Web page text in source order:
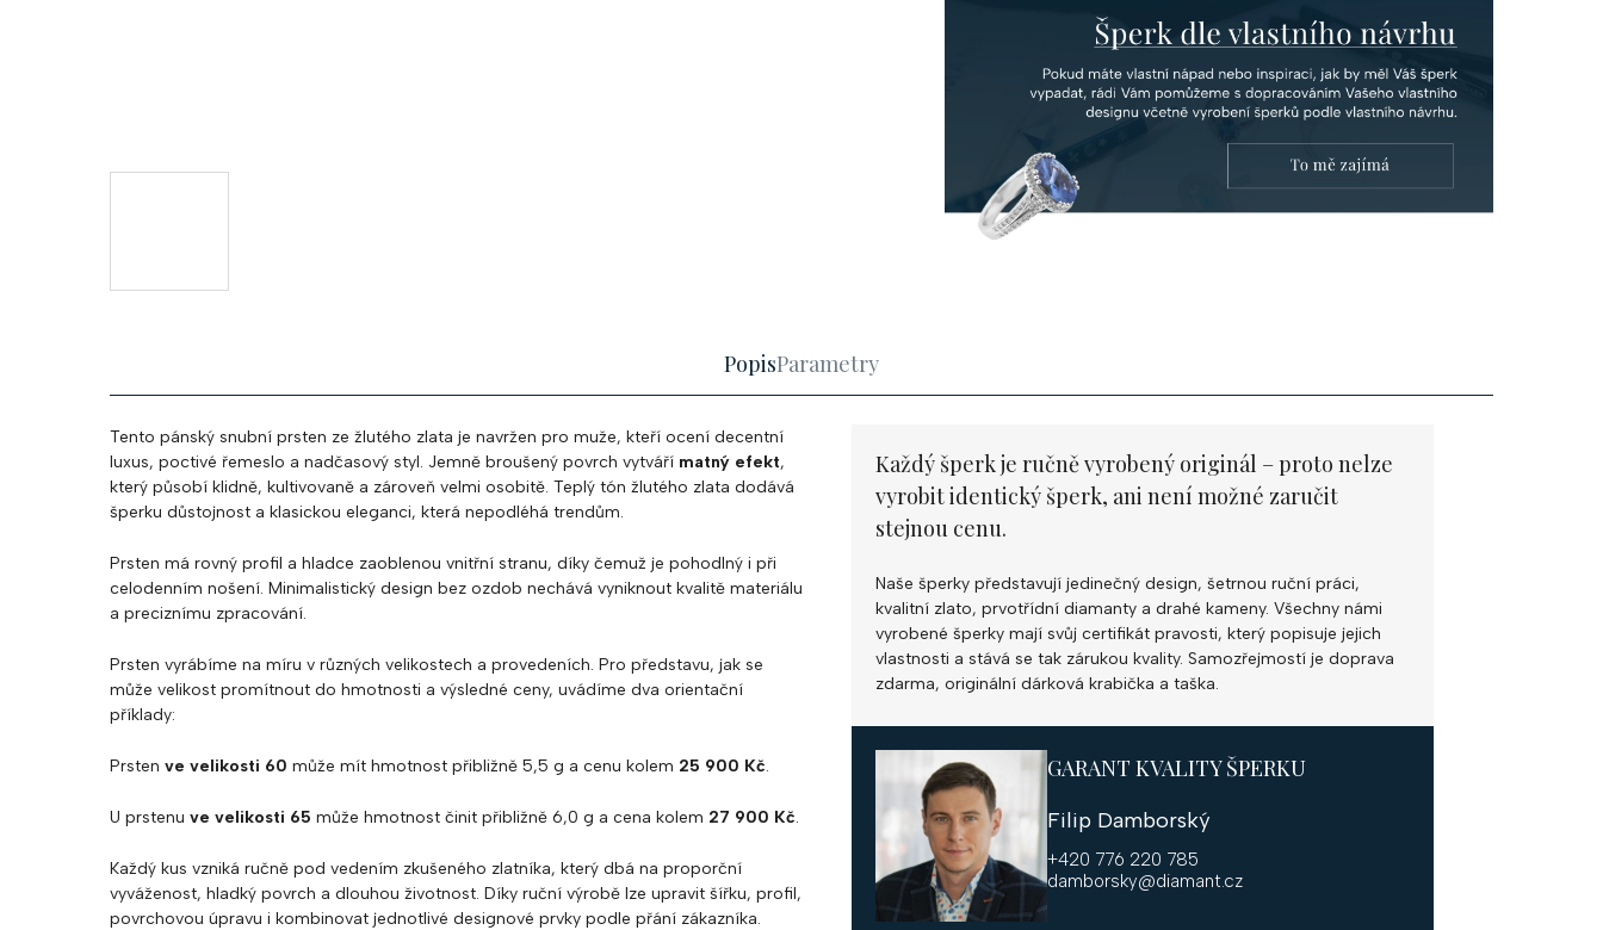
PopisParametry
Tento pánský snubní prsten ze žlutého zlata je navržen pro muže, kteří ocení decentní
luxus, poctivé řemeslo a nadčasový styl. Jemně broušený povrch vytváří matný efekt,
který působí klidně, kultivovaně a zároveň velmi osobitě. Teplý tón žlutého zlata dodává
šperku důstojnost a klasickou eleganci, která nepodléhá trendům.
Prsten má rovný profil a hladce zaoblenou vnitřní stranu, díky čemuž je pohodlný i při
celodenním nošení. Minimalistický design bez ozdob nechává vyniknout kvalitě materiálu
a preciznímu zpracování.
Prsten vyrábíme na míru v různých velikostech a provedeních. Pro představu, jak se
může velikost promítnout do hmotnosti a výsledné ceny, uvádíme dva orientační
příklady:
Prsten ve velikosti 60 může mít hmotnost přibližně 5,5 g a cenu kolem 25 900 Kč.
U prstenu ve velikosti 65 může hmotnost činit přibližně 6,0 g a cena kolem 27 900 Kč.
Každý kus vzniká ručně pod vedením zkušeného zlatníka, který dbá na proporční
vyváženost, hladký povrch a dlouhou životnost. Díky ruční výrobě lze upravit šířku, profil,
povrchovou úpravu i kombinovat jednotlivé designové prvky podle přání zákazníka.
Každý šperk je ručně vyrobený originál – proto nelze
vyrobit identický šperk, ani není možné zaručit
stejnou cenu.
Naše šperky představují jedinečný design, šetrnou ruční práci,
kvalitní zlato, prvotřídní diamanty a drahé kameny. Všechny námi
vyrobené šperky mají svůj certifikát pravosti, který popisuje jejich
vlastnosti a stává se tak zárukou kvality. Samozřejmostí je doprava
zdarma, originální dárková krabička a taška.
GARANT KVALITY ŠPERKU
Filip Damborský
+420 776 220 785
damborsky@diamant.cz